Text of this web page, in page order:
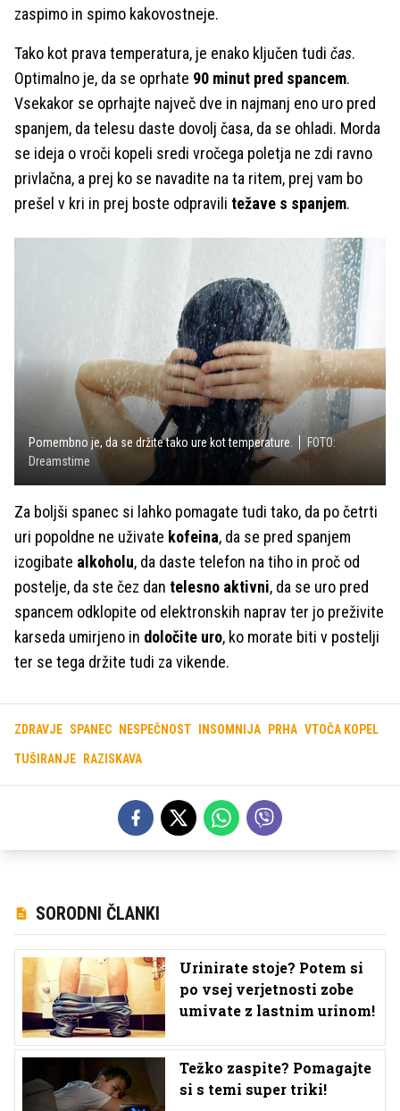
zaspimo in spimo kakovostneje.
Tako kot prava temperatura, je enako ključen tudi čas.
Optimalno je, da se oprhate 90 minut pred spancem.
Vsekakor se oprhajte največ dve in najmanj eno uro pred
spanjem, da telesu daste dovolj časa, da se ohladi. Morda
se ideja o vroči kopeli sredi vročega poletja ne zdi ravno
privlačna, a prej ko se navadite na ta ritem, prej vam bo
prešel v kri in prej boste odpravili težave s spanjem.
Pomembno je, da se držite tako ure kot temperature.
FOTO:
Dreamstime
Za boljši spanec si lahko pomagate tudi tako, da po četrti
uri popoldne ne uživate kofeina, da se pred spanjem
izogibate alkoholu, da daste telefon na tiho in proč od
postelje, da ste čez dan telesno aktivni, da se uro pred
spancem odklopite od elektronskih naprav ter jo preživite
karseda umirjeno in določite uro, ko morate biti v postelji
ter se tega držite tudi za vikende.
ZDRAVJE SPANEC NESPEČNOST INSOMNIJA PRHA VTOČA KOPEL
TUŠIRANJE RAZISKAVA
SORODNI ČLANKI
Urinirate stoje? Potem si
po vsej verjetnosti zobe
umivate z lastnim urinom!
Težko zaspite? Pomagajte
si s temi super triki!